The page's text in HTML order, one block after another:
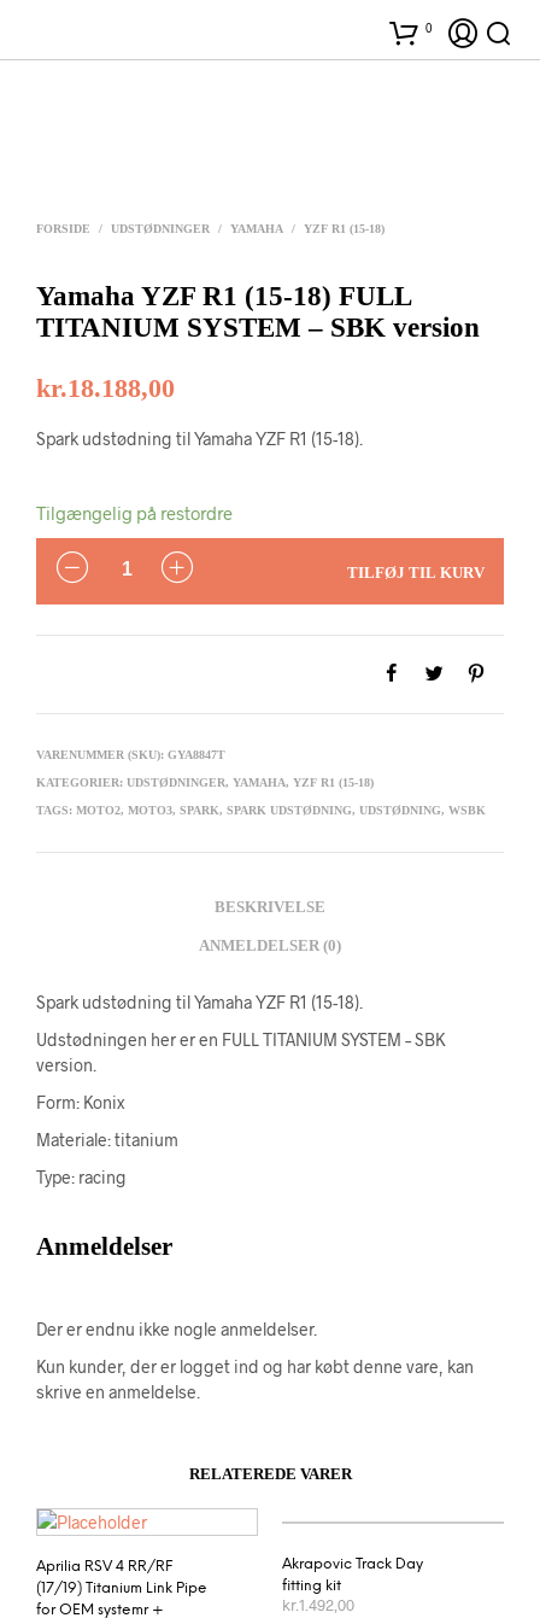
0
FORSIDE / UDSTØDNINGER / YAMAHA / YZF R1 (15-18)
Yamaha YZF R1 (15-18) FULL
TITANIUM SYSTEM – SBK version
kr.18.188,00
Spark udstødning til Yamaha YZF R1 (15-18).
Tilgængelig på restordre
ANTAL
TILFØJ TIL KURV
VARENUMMER (SKU): GYA8847T
KATEGORIER: UDSTØDNINGER, YAMAHA, YZF R1 (15-18)
TAGS: MOTO2, MOTO3, SPARK, SPARK UDSTØDNING, UDSTØDNING, WSBK
BESKRIVELSE
ANMELDELSER (0)
Spark udstødning til Yamaha YZF R1 (15-18).
Udstødningen her er en FULL TITANIUM SYSTEM – SBK
version.
Form: Konix
Materiale: titanium
Type: racing
Anmeldelser
Der er endnu ikke nogle anmeldelser.
Kun kunder, der er logget ind og har købt denne vare, kan
skrive en anmeldelse.
RELATEREDE VARER
Aprilia RSV 4 RR/RF
(17/19) Titanium Link Pipe
for OEM systemr +
Akrapovic Track Day
fitting kit
kr.1.492,00